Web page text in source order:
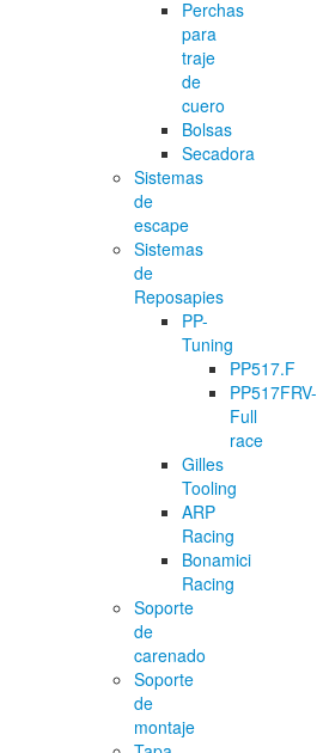
Perchas
para
traje
de
cuero
Bolsas
Secadora
Sistemas
de
escape
Sistemas
de
Reposapies
PP-
Tuning
PP517.F
PP517FRV-
Full
race
Gilles
Tooling
ARP
Racing
Bonamici
Racing
Soporte
de
carenado
Soporte
de
montaje